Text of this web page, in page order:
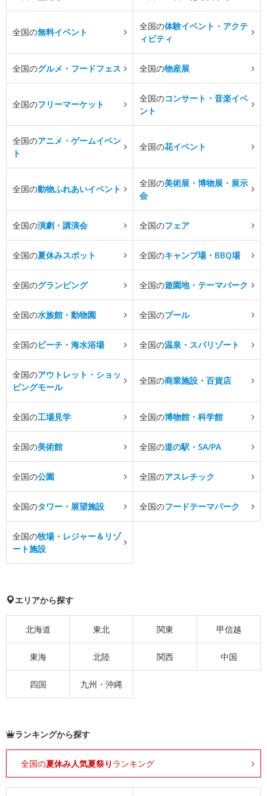
全国の無料イベント
全国の体験イベント・アクテ
ィビティ
全国のグルメ・フードフェス 全国の物産展
全国のフリーマーケット
全国のコンサート・音楽イベ
ント
全国のアニメ・ゲームイベン
ト
全国の花イベント
全国の動物ふれあいイベント
全国の美術展・博物展・展示
会
全国の演劇・講演会 全国のフェア
全国の夏休みスポット 全国のキャンプ場・BBQ場
全国のグランピング 全国の遊園地・テーマパーク
全国の水族館・動物園 全国のプール
全国のビーチ・海水浴場 全国の温泉・スパリゾート
全国のアウトレット・ショッ
ピングモール
全国の商業施設・百貨店
全国の工場見学 全国の博物館・科学館
全国の美術館 全国の道の駅・SA/PA
全国の公園 全国のアスレチック
全国のタワー・展望施設 全国のフードテーマパーク
全国の牧場・レジャー＆リゾ
ート施設
エリアから探す
北海道 東北 関東 甲信越
東海 北陸 関西 中国
四国 九州・沖縄
ランキングから探す
全国の夏休み人気夏祭り ランキング